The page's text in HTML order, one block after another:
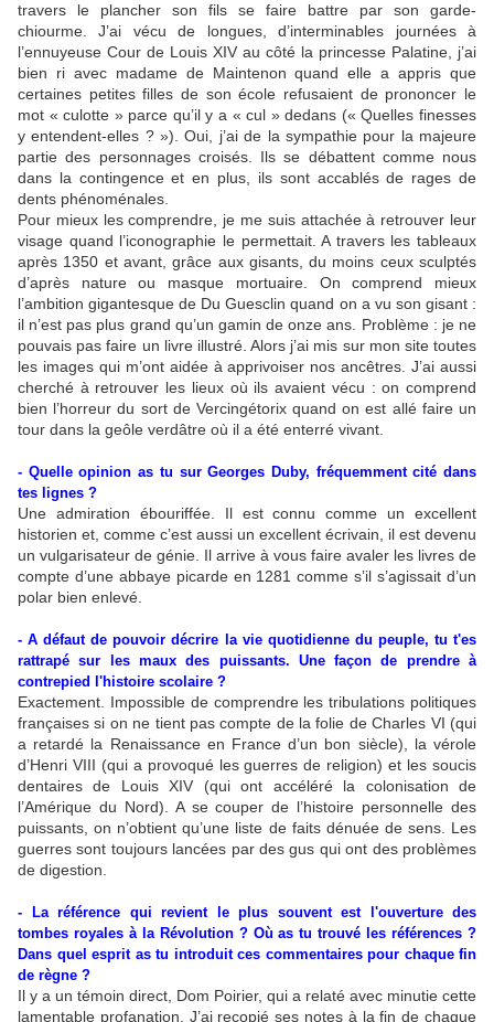
travers le plancher son fils se faire battre par son garde-
chiourme. J’ai vécu de longues, d’interminables journées à
l’ennuyeuse Cour de Louis XIV au côté la princesse Palatine, j’ai
bien ri avec madame de Maintenon quand elle a appris que
certaines petites filles de son école refusaient de prononcer le
mot « culotte » parce qu’il y a « cul » dedans («Quelles finesses
y entendent-elles ? »). Oui, j’ai de la sympathie pour la majeure
partie des personnages croisés. Ils se débattent comme nous
dans la contingence et en plus, ils sont accablés de rages de
dents phénoménales.
Pour mieux les comprendre, je me suis attachée à retrouver leur
visage quand l’iconographie le permettait. A travers les tableaux
après 1350 et avant, grâce aux gisants, du moins ceux sculptés
d’après nature ou masque mortuaire. On comprend mieux
l’ambition gigantesque de Du Guesclin quand on a vu son gisant :
il n’est pas plus grand qu’un gamin de onze ans. Problème : je ne
pouvais pas faire un livre illustré. Alors j’ai mis sur mon site toutes
les images qui m’ont aidée à apprivoiser nos ancêtres. J’ai aussi
cherché à retrouver les lieux où ils avaient vécu : on comprend
bien l’horreur du sort de Vercingétorix quand on est allé faire un
tour dans la geôle verdâtre où il a été enterré vivant.
- Quelle opinion as tu sur Georges Duby, fréquemment cité dans
tes lignes ?
Une admiration ébouriffée. Il est connu comme un excellent
historien et, comme c’est aussi un excellent écrivain, il est devenu
un vulgarisateur de génie. Il arrive à vous faire avaler les livres de
compte d’une abbaye picarde en 1281 comme s’il s’agissait d’un
polar bien enlevé.
- A défaut de pouvoir décrire la vie quotidienne du peuple, tu t'es
rattrapé sur les maux des puissants. Une façon de prendre à
contrepied l'histoire scolaire ?
Exactement. Impossible de comprendre les tribulations politiques
françaises si on ne tient pas compte de la folie de Charles VI (qui
a retardé la Renaissance en France d’un bon siècle), la vérole
d’Henri VIII (qui a provoqué les guerres de religion) et les soucis
dentaires de Louis XIV (qui ont accéléré la colonisation de
l’Amérique du Nord). A se couper de l’histoire personnelle des
puissants, on n’obtient qu’une liste de faits dénuée de sens. Les
guerres sont toujours lancées par des gus qui ont des problèmes
de digestion.
- La référence qui revient le plus souvent est l'ouverture des
tombes royales à la Révolution ? Où as tu trouvé les références ?
Dans quel esprit as tu introduit ces commentaires pour chaque fin
de règne ?
Il y a un témoin direct, Dom Poirier, qui a relaté avec minutie cette
lamentable profanation. J’ai recopié ses notes à la fin de chaque